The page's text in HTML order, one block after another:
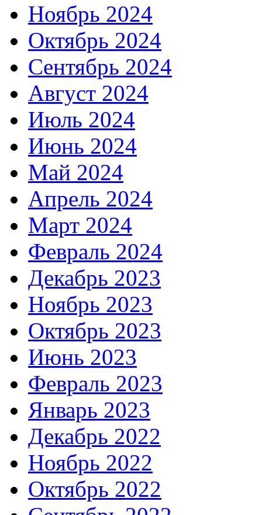
Ноябрь 2024
Октябрь 2024
Сентябрь 2024
Август 2024
Июль 2024
Июнь 2024
Май 2024
Апрель 2024
Март 2024
Февраль 2024
Декабрь 2023
Ноябрь 2023
Октябрь 2023
Июнь 2023
Февраль 2023
Январь 2023
Декабрь 2022
Ноябрь 2022
Октябрь 2022